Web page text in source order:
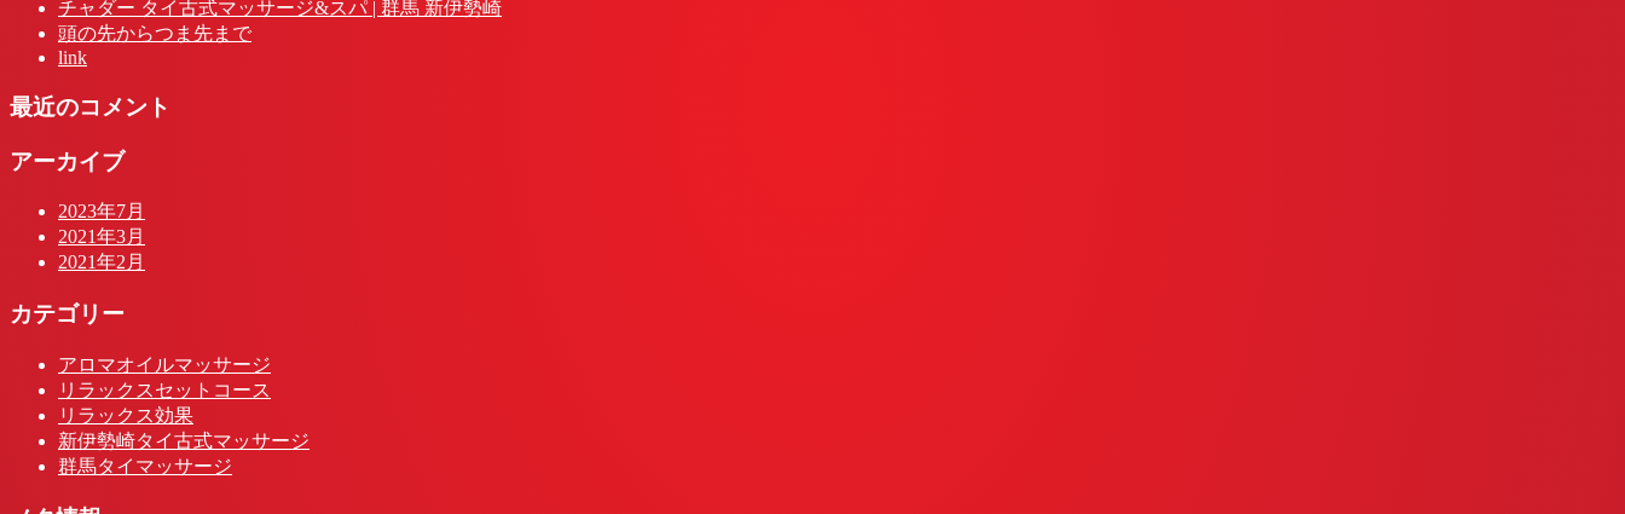
チャダー タイ古式マッサージ&スパ | 群馬 新伊勢崎
頭の先からつま先まで
link
最近のコメント
アーカイブ
2023年7月
2021年3月
2021年2月
カテゴリー
アロマオイルマッサージ
リラックスセットコース
リラックス効果
新伊勢崎タイ古式マッサージ
群馬タイマッサージ